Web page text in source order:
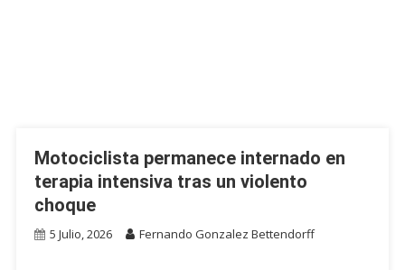
Motociclista permanece internado en
terapia intensiva tras un violento
choque
5 Julio, 2026 Fernando Gonzalez Bettendorff